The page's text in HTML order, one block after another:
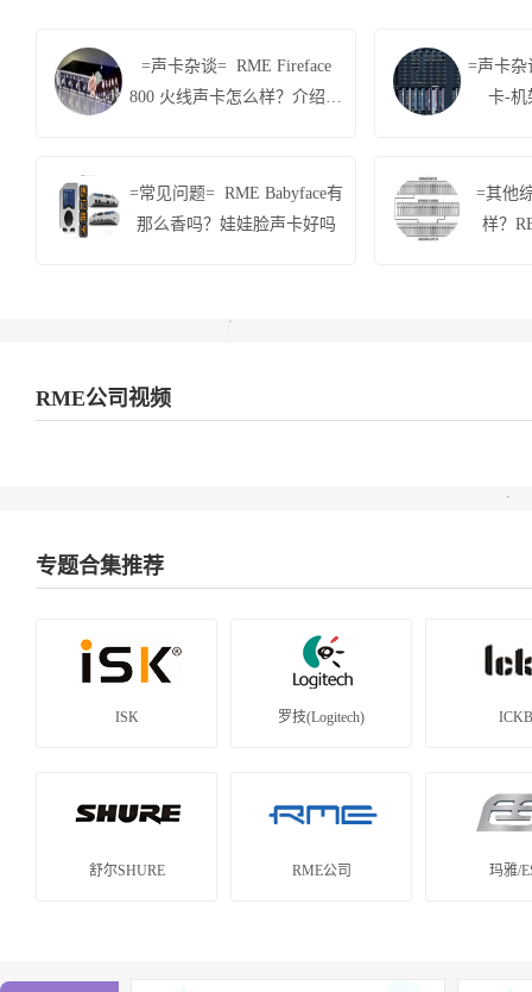
=声卡杂谈= RME Fireface
800 火线声卡怎么样？介绍评
=声卡杂
卡-机
=常见问题= RME Babyface有
那么香吗？娃娃脸声卡好吗
=其他
样？
RME公司视频
专题合集推荐
ISK 罗技(Logitech)
舒尔SHURE RME公司 玛雅/